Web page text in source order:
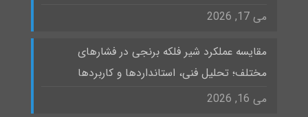
می 17, 2026
مقایسه عملکرد شیر فلکه برنجی در فشارهای
مختلف؛ تحلیل فنی، استانداردها و کاربردها
می 16, 2026